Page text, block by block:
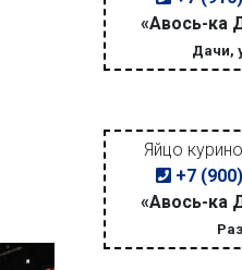
«Авось-ка
Дачи,
Яйцо
+7
«Авось-ка